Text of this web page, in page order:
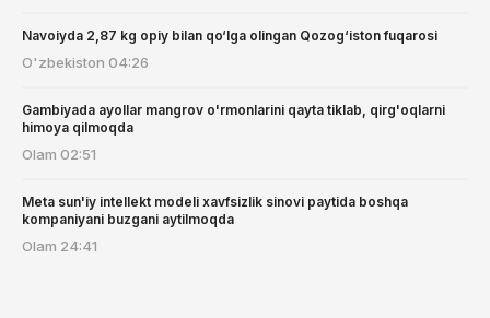
Navoiyda 2,87 kg opiy bilan qo‘lga olingan Qozog‘iston fuqarosi
O'zbekiston 04:26
Gambiyada ayollar mangrov o'rmonlarini qayta tiklab, qirg'oqlarni
himoya qilmoqda
Olam 02:51
Meta sun'iy intellekt modeli xavfsizlik sinovi paytida boshqa
kompaniyani buzgani aytilmoqda
Olam 24:41